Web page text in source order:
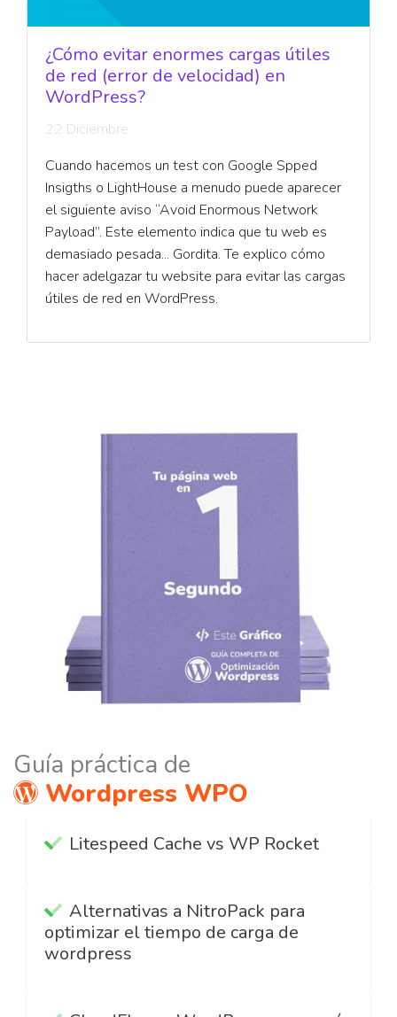
¿Cómo evitar enormes cargas útiles
de red (error de velocidad) en
WordPress?
22 Diciembre
Cuando hacemos un test con Google Spped
Insigths o LightHouse a menudo puede aparecer
el siguiente aviso “Avoid Enormous Network
Payload”. Este elemento indica que tu web es
demasiado pesada... Gordita. Te explico cómo
hacer adelgazar tu website para evitar las cargas
útiles de red en WordPress.
Guía práctica de
Wordpress WPO
Litespeed Cache vs WP Rocket
Alternativas a NitroPack para
optimizar el tiempo de carga de
wordpress